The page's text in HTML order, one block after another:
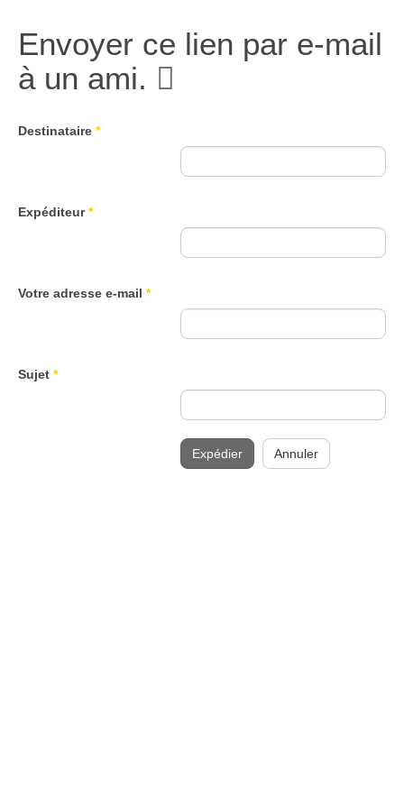
Envoyer ce lien par e-mail
à un ami.
Destinataire *
Expéditeur*
Votre adresse e-mail *
Sujet *
Expédier Annuler